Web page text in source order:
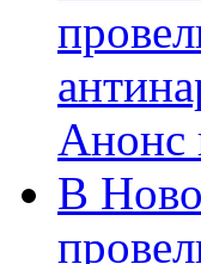
Анонс
В